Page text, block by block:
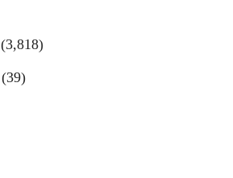
(3,818)
(39)